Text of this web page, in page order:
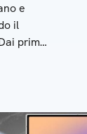
e
il
primi